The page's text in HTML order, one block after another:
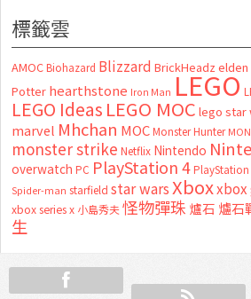
標籤雲
AMOC Biohazard Blizzard BrickHeadz elden
Potter hearthstone Iron Man LEGO
LEGO Ideas LEGO MOC lego star
marvel Mhchan MOC Monster Hunter
monster strike Netflix Nintendo
overwatch PC PlayStation 4 PlayStation
Spider-man starfield star warsXboxxbox
xbox series x 小島秀夫怪物彈珠 爐石 爐石
生